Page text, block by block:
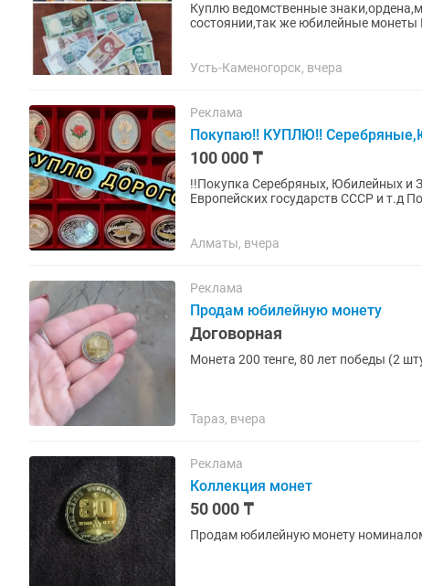
Куплю ведомственные
состоянии,так же юбилейные монеты
Усть-Каменогорск, вчера
Реклама
Покупаю!! КУПЛЮ!!
100 000 ₸
!!Покупка Серебряных, Юбилейных и
Европейских государств СССР и т.д Покупаю ДОРОГО!! Лучшие предложения по цене и
Алматы, вчера
Реклама
Продам юбилейную монету
Договорная
Монета 200 тенге, 80 лет победы (2
Тараз, вчера
Реклама
Коллекция монет
50 000 ₸
Продам юбилейную монету